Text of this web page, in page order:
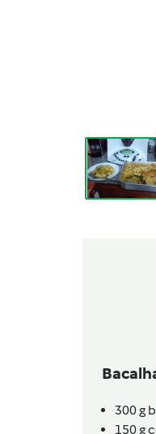
300g
150g